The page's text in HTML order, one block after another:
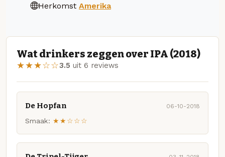
Herkomst Amerika
Wat drinkers zeggen over IPA (2018)
★★★☆☆3.5 uit 6 reviews
De Hopfan 06-10-2018
Smaak: ★★☆☆☆